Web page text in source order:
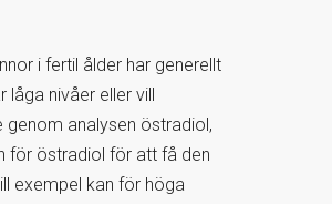
i fertil ålder har generellt
låga nivåer eller vill
analysen östradiol,
för östradiol för att få den
exempel kan för höga